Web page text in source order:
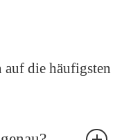
die häufigsten